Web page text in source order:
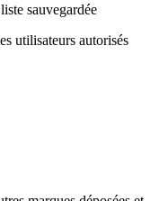
sauvegardée
utilisateurs autorisés